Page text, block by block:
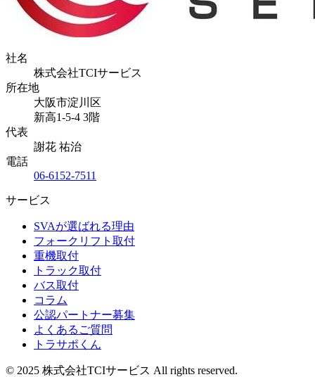
社名
株式会社TCIサービス
所在地
大阪市淀川区
新高1-5-4 3階
代表
謝花 祐治
電話
06-6152-7511
サービス
SVAが選ばれる理由
フォークリフト取付
重機取付
トラック取付
バス取付
コラム
公認パートナー募集
よくあるご質問
トラサポくん
© 2025 株式会社TCIサービス All rights reserved.